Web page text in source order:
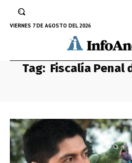
VIERNES 7 DE AGOSTO DEL 2026
Tag: Fiscalía Penal